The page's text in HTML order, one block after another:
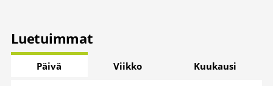
Luetuimmat
Päivä Viikko Kuukausi